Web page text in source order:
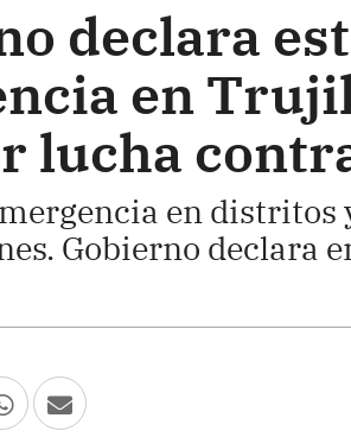
declara
en
lucha
en distritos
Gobierno declara